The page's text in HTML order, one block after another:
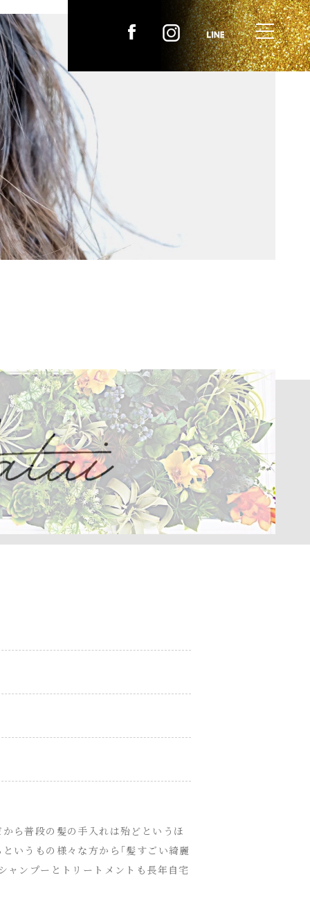
ら普段の髪の手入れは殆どというほ
いうもの様々な方から｢髪すごい綺麗
ャンプーとトリートメントも長年自宅